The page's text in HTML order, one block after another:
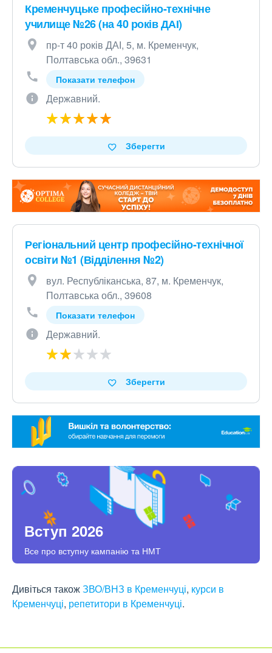
Кременчуцьке професійно-технічне
училище №26 (на 40 років ДАІ)
пр-т 40 років ДАІ, 5, м. Кременчук,
Полтавська обл., 39631
Показати телефон
Державний.
Зберегти
Регіональний центр професійно-технічної
освіти №1 (Відділення №2)
вул. Республіканська, 87, м. Кременчук,
Полтавська обл., 39608
Показати телефон
Державний.
Зберегти
Вступ 2026
Все про вступну кампанію та НМТ
Дивіться такожЗВО/ВНЗ в Кременчуці, курси в
Кременчуці, репетитори в Кременчуці.